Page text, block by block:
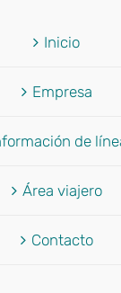
Inicio
Empresa
de
Área viajero
Contacto